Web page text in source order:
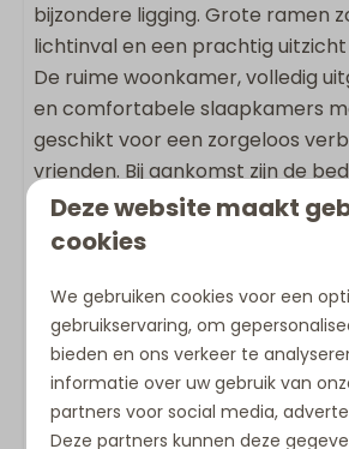
Kinderstoel
Ligging
Panoramisch uitzicht
Rustig gelegen
Vrijstaande accommodatie
bijzondere ligging. Grote ramen
lichtinval en een prachtig
De ruime woonkamer, volledig
en comfortabele slaapkamers
geschikt voor een zorgeloos
vrienden. Bij aankomst zijn de
en liggen de handdoeken klaar,
direct kan beginnen.
beschikt over:
2 slaapkamers, waarvan één
grenst aan de woonkamer
verbinding
Deze website maakt
cookies
We gebruiken cookies voor een
gebruikservaring, om
bieden en ons verkeer te
informatie over uw gebruik van
partners voor social media,
Deze partners kunnen deze